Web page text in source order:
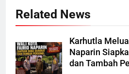
Related News
Karhutla
Naparin
dan Tambah